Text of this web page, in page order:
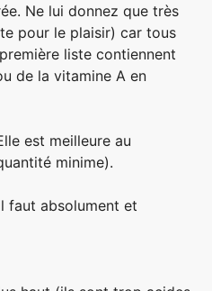
Ne lui donnez que très
pour le plaisir) car tous
liste contiennent
de la vitamine A en
est meilleure au
minime).
faut absolument et